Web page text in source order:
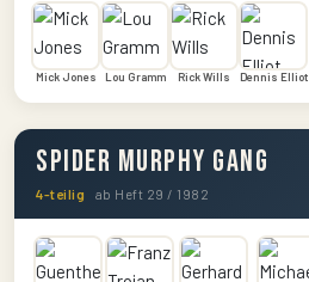
Mick Jones Lou Gramm Rick Wills Dennis Elliot
Spider Murphy Gang
4-teilig ab Heft 29 / 1982